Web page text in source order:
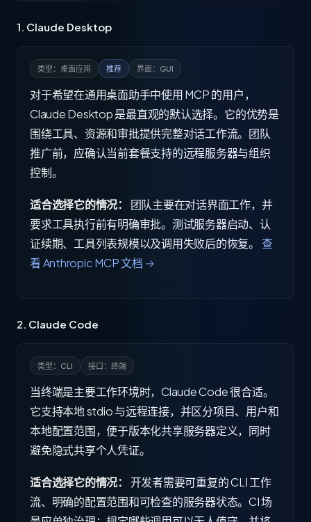
1. Claude Desktop
类型：桌面应用 推荐 界面：GUI
对于希望在通用桌面助手中使用 MCP 的用户，
Claude Desktop 是最直观的默认选择。它的优势是
围绕工具、资源和审批提供完整对话工作流。团队
推广前，应确认当前套餐支持的远程服务器与组织
控制。
适合选择它的情况：
团队主要在对话界面工作，并
要求工具执行前有明确审批。测试服务器启动、认
证续期、工具列表规模以及调用失败后的恢复。 查
看 Anthropic MCP 文档 →
2. Claude Code
类型：CLI 接口：终端
当终端是主要工作环境时，Claude Code 很合适。
它支持本地 stdio 与远程连接，并区分项目、用户和
本地配置范围，便于版本化共享服务器定义，同时
避免隐式共享个人凭证。
适合选择它的情况：
开发者需要可重复的 CLI 工作
流、明确的配置范围和可检查的服务器状态。CI 场